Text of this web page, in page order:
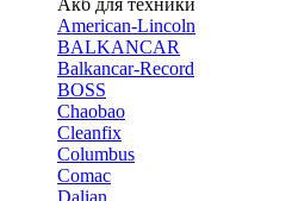
Акб для техники
American-Lincoln
BALKANCAR
Balkancar-Record
BOSS
Chaobao
Cleanfix
Columbus
Comac
Dalian